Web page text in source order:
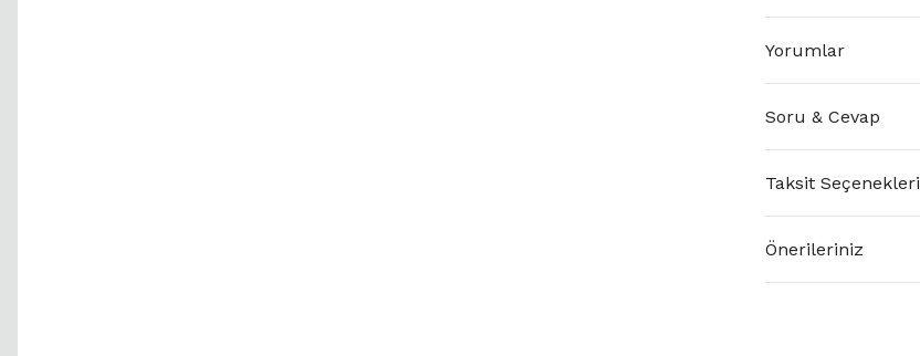
Yorumlar
Soru & Cevap
Taksit Seçenekleri
Önerileriniz